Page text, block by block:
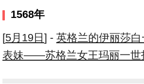
1568年
[5月19日 ] - 英格兰的伊丽莎
表妹——苏格兰女王玛丽一世